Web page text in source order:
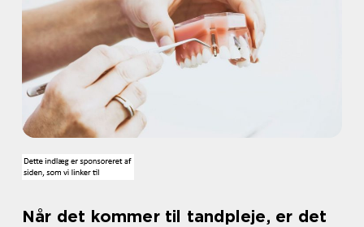
Når det kommer til tandpleje, er det